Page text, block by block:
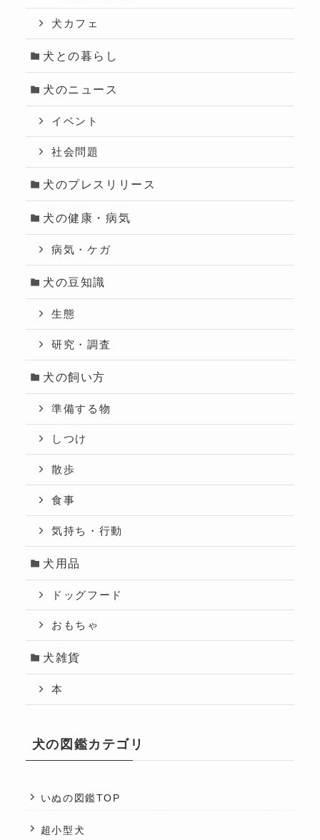
犬カフェ
犬との暮らし
犬のニュース
イベント
社会問題
犬のプレスリリース
犬の健康・病気
病気・ケガ
犬の豆知識
生態
研究・調査
犬の飼い方
準備する物
しつけ
散歩
食事
気持ち・行動
犬用品
ドッグフード
おもちゃ
犬雑貨
本
犬の図鑑カテゴリ
いぬの図鑑TOP
超小型犬